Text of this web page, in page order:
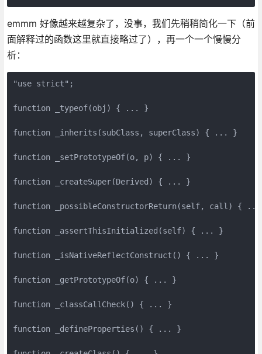
emmm 好像越来越复杂了，没事，我们先稍稍简化一下（前
面解释过的函数这里就直接略过了），再一个一个慢慢分
析：
"use strict";
function _typeof(obj) { ... }
function _inherits(subClass, superClass) { ... }
function _setPrototypeOf(o, p) { ... }
function _createSuper(Derived) { ... }
function _possibleConstructorReturn(self, call) {
function _assertThisInitialized(self) { ... }
function _isNativeReflectConstruct() { ... }
function _getPrototypeOf(o) { ... }
function _classCallCheck() { ... }
function _defineProperties() { ... }